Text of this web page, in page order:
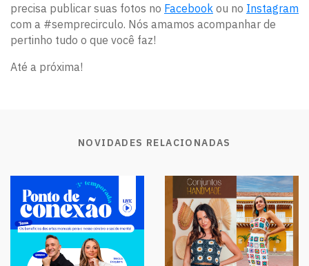
precisa publicar suas fotos no Facebook ou no Instagram
com a #semprecirculo. Nós amamos acompanhar de
pertinho tudo o que você faz!
Até a próxima!
NOVIDADES RELACIONADAS